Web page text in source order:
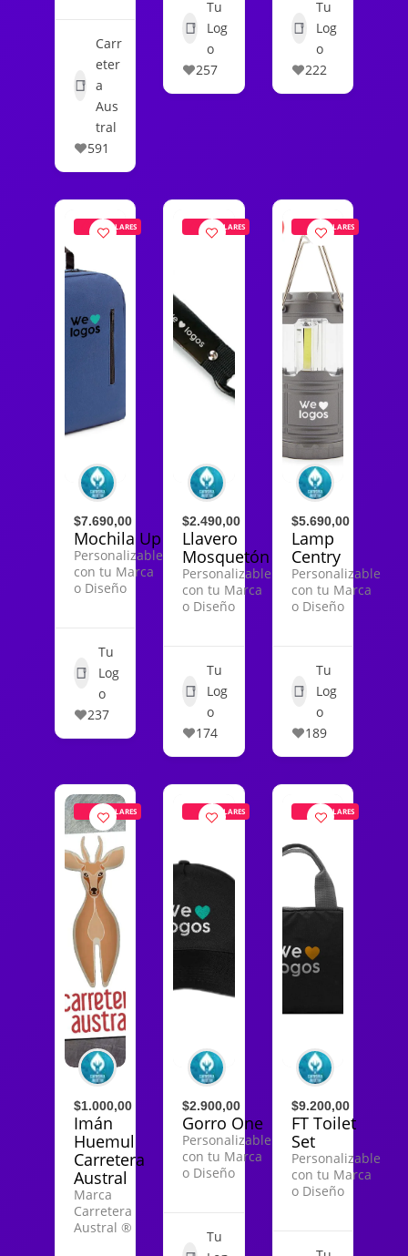
Carr
eter
a
Aus
tral
591
Tu
Log
o
257
Tu
Log
o
222
POPULARES
$7.690,00
Mochila Up
Personalizable
con tu Marca
o Diseño
Tu
Log
o
237
POPULARES
$2.490,00
Llavero
Mosquetón
Personalizable
con tu Marca
o Diseño
Tu
Log
o
174
POPULARES
$5.690,00
Lamp
Centry
Personalizable
con tu Marca
o Diseño
Tu
Log
o
189
POPULARES
$1.000,00
Imán
Huemul
Carretera
Austral
Marca
Carretera
Austral ®
POPULARES
$2.900,00
Gorro One
Personalizable
con tu Marca
o Diseño
Tu
POPULARES
$9.200,00
FT Toilet
Set
Personalizable
con tu Marca
o Diseño